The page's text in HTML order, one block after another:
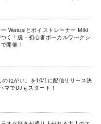
Watusiとボイストレーナー Miki
く！脱・初心者ボーカルワークシ
開催！
のねがい」を10/1に配信リリース決
マでDJもスタート！